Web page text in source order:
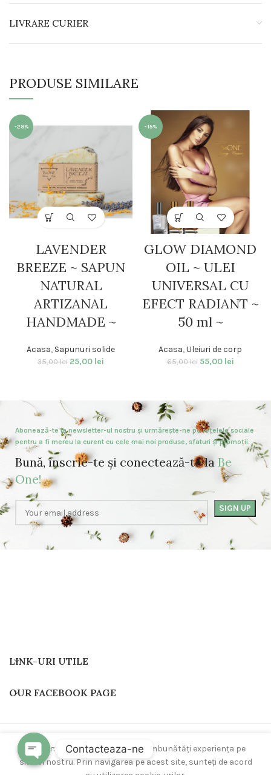
LIVRARE CURIER
PRODUSE SIMILARE
-29%
LAVENDER
BREEZE ~ SAPUN
NATURAL
ARTIZANAL
HANDMADE ~
Acasa, Sapunuri solide
35,00lei 25,00 lei
-15%
GLOW DIAMOND
OIL ~ ULEI
UNIVERSAL CU
EFECT RADIANT ~
50 ml ~
Acasa,Uleiuri de corp
65,00lei 55,00 lei
Abonează-te la newsletter-ul nostru și urmărește-ne pe rețelele sociale
pentru a fi mereu la curent cu cele mai noi produse, sfaturi și promoții.
Bună, înscrie-te și conectează-te laBe
One!
LINK-URI UTILE
OUR FACEBOOK PAGE
Folosim cookie-uri pentru a vă îmbunătăți experiența pe
site-ul nostru. Prin navigarea pe acest site, sunteți de acord
Contacteaza-ne